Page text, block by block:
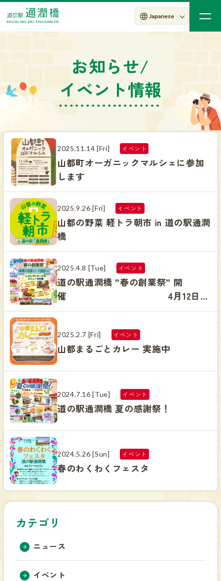
お知らせ/
イベント情報
2025.11.14 [Fri] イベント
山都町オーガニックマルシェに参加
します
2025.9.26 [Fri] イベント
山都の野菜 軽トラ朝市 in 道の駅通潤
橋
2025.4.8 [Tue] イベント
道の駅通潤橋 ”春の創業祭” 開
催 4月12日
（土）・13日（日）
2025.2.7 [Fri] イベント
山都まるごとカレー 実施中
2024.7.16 [Tue] イベント
道の駅通潤橋 夏の感謝祭！
2024.5.26 [Sun] イベント
春のわくわくフェスタ
カテゴリ
ニュース
イベント